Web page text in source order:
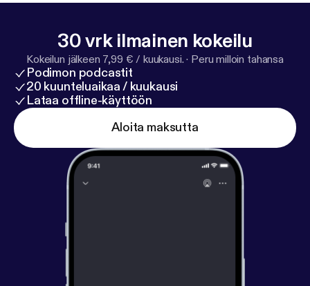
30 vrk ilmainen kokeilu
Kokeilun jälkeen 7,99 € / kuukausi. · Peru milloin tahansa
Podimon podcastit
20 kuunteluaikaa / kuukausi
Lataa offline-käyttöön
Aloita maksutta